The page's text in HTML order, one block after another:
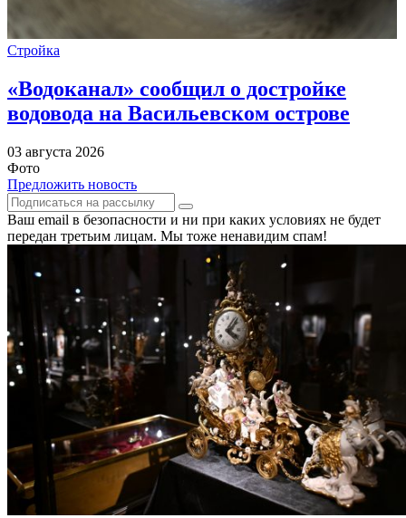
Стройка
«Водоканал» сообщил о достройке
водовода на Васильевском острове
03 августа 2026
Фото
Предложить новость
Ваш email в безопасности и ни при каких условиях не будет
передан третьим лицам. Мы тоже ненавидим спам!